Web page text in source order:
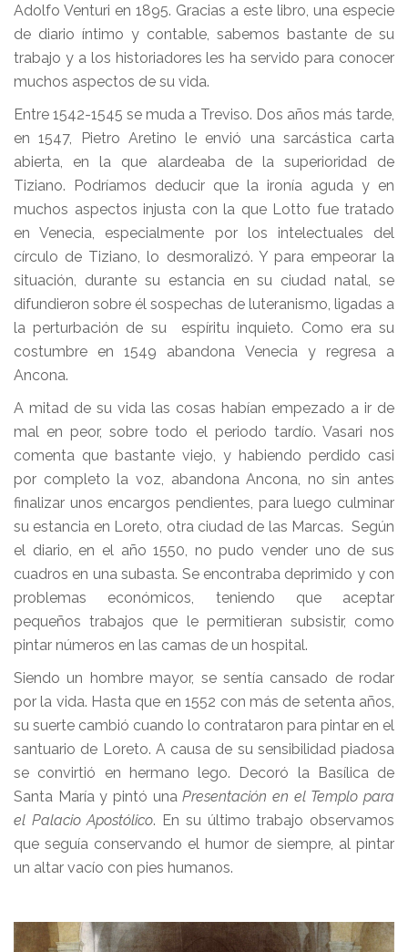
Adolfo Venturi en 1895. Gracias a este libro, una especie
de diario íntimo y contable, sabemos bastante de su
trabajo y a los historiadores les ha servido para conocer
muchos aspectos de su vida.
Entre 1542-1545 se muda a Treviso. Dos años más tarde,
en 1547, Pietro Aretino le envió una sarcástica carta
abierta, en la que alardeaba de la superioridad de
Tiziano. Podríamos deducir que la ironía aguda y en
muchos aspectos injusta con la que Lotto fue tratado
en Venecia, especialmente por los intelectuales del
círculo de Tiziano, lo desmoralizó. Y para empeorar la
situación, durante su estancia en su ciudad natal, se
difundieron sobre él sospechas de luteranismo, ligadas a
la perturbación de su espíritu inquieto. Como era su
costumbre en 1549 abandona Venecia y regresa a
Ancona.
A mitad de su vida las cosas habían empezado a ir de
mal en peor, sobre todo el periodo tardío. Vasari nos
comenta que bastante viejo, y habiendo perdido casi
por completo la voz, abandona Ancona, no sin antes
finalizar unos encargos pendientes, para luego culminar
su estancia en Loreto, otra ciudad de las Marcas. Según
el diario, en el año 1550, no pudo vender uno de sus
cuadros en una subasta. Se encontraba deprimido y con
problemas económicos, teniendo que aceptar
pequeños trabajos que le permitieran subsistir, como
pintar números en las camas de un hospital.
Siendo un hombre mayor, se sentía cansado de rodar
por la vida. Hasta que en 1552 con más de setenta años,
su suerte cambió cuando lo contrataron para pintar en el
santuario de Loreto. A causa de su sensibilidad piadosa
se convirtió en hermano lego. Decoró la Basílica de
Santa María y pintó unaPresentación en el Templo para
el Palacio Apostólico. En su último trabajo observamos
que seguía conservando el humor de siempre, al pintar
un altar vacío con pies humanos.